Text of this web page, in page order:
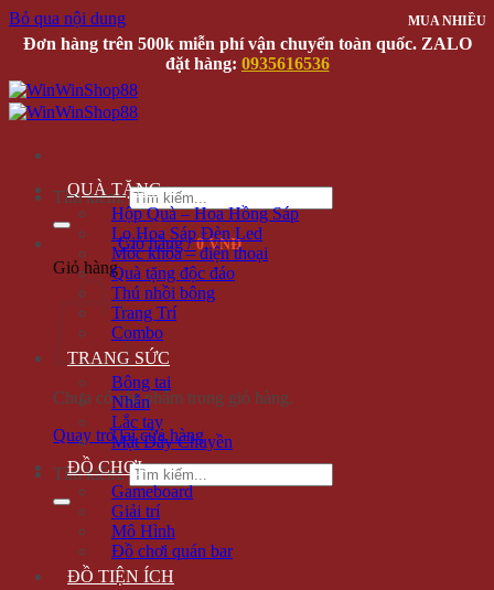
Bỏ qua nội dung
Đơn hàng trên 500k miễn phí vận chuyển toàn quốc. ZALO
đặt hàng: 0935616536
Tìm kiếm:
Giỏ hàng /0 VNĐ
Giỏ hàng
Chưa có sản phẩm trong giỏ hàng.
Quay trở lại cửa hàng
Tìm kiếm:
QUÀ TẶNG
Hộp Quà – Hoa Hồng Sáp
Lọ Hoa Sáp Đèn Led
Móc khóa – điện thoại
Quà tặng độc đáo
Thú nhồi bông
Trang Trí
Combo
TRANG SỨC
Bông tai
Nhẫn
Lắc tay
Mặt Dây Chuyền
ĐỒ CHƠI
Gameboard
Giải trí
Mô Hình
Đồ chơi quán bar
ĐỒ TIỆN ÍCH
MUA NHIỀU